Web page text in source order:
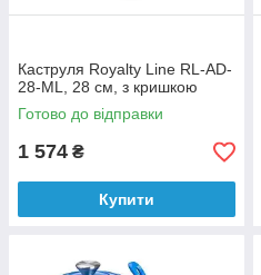
Каструля Royalty Line RL-AD-
28-ML, 28 см, з кришкою
Готово до відправки
1 574 ₴
Купити